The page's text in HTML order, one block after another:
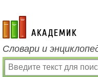
academic.ru
Словари и